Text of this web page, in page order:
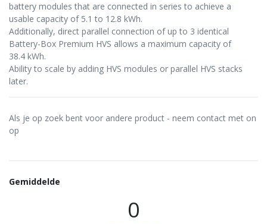
battery modules that are connected in series to achieve a
usable capacity of 5.1 to 12.8 kWh.
Additionally, direct parallel connection of up to 3 identical
Battery-Box Premium HVS allows a maximum capacity of
38.4 kWh.
Ability to scale by adding HVS modules or parallel HVS stacks
later.
Als je op zoek bent voor andere product - neem contact met on
op
Gemiddelde
0